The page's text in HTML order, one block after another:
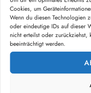
Cookies, um
Wenn du diesen Technologien
oder eindeutige IDs auf dieser
nicht erteilst oder zurückziehst,
beeinträchtigt werden.
Wirtschafts-
beilegung/
stelle